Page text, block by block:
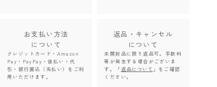
お支払い方法
について
クレジットカード・Amazon
Pay・PayPay・後払い・代
引・銀行振込（先払い）をご利
用いただけます。
返品・キャンセル
について
未開封品に限り返品可。手数料
等が発生する場合がございま
す。「返品について 」をご確認
ください。